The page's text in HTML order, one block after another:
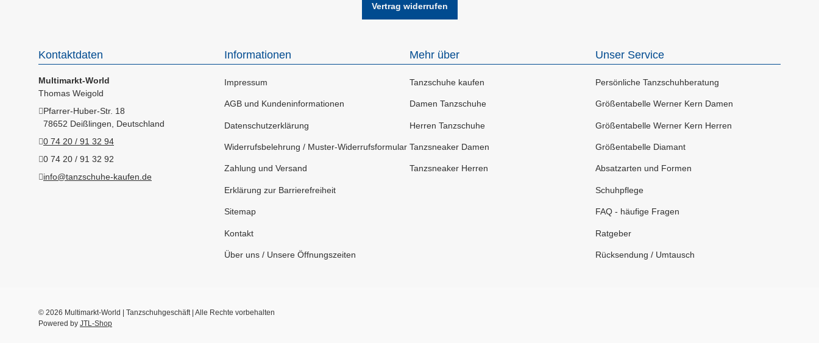
Vertrag widerrufen
Kontaktdaten
Multimarkt-World
Thomas Weigold
Pfarrer-Huber-Str. 18
78652 Deißlingen, Deutschland
0 74 20 / 91 32 94
0 74 20 / 91 32 92
info@tanzschuhe-kaufen.de
Informationen
Impressum
AGB und Kundeninformationen
Datenschutzerklärung
Widerrufsbelehrung / Muster-Widerrufsformular
Zahlung und Versand
Erklärung zur Barrierefreiheit
Sitemap
Kontakt
Über uns / Unsere Öffnungszeiten
Mehr über
Tanzschuhe kaufen
Damen Tanzschuhe
Herren Tanzschuhe
Tanzsneaker Damen
Tanzsneaker Herren
Unser Service
Persönliche Tanzschuhberatung
Größentabelle Werner Kern Damen
Größentabelle Werner Kern Herren
Größentabelle Diamant
Absatzarten und Formen
Schuhpflege
FAQ - häufige Fragen
Ratgeber
Rücksendung / Umtausch
© 2026 Multimarkt-World | Tanzschuhgeschäft | Alle Rechte vorbehalten
Powered by JTL-Shop